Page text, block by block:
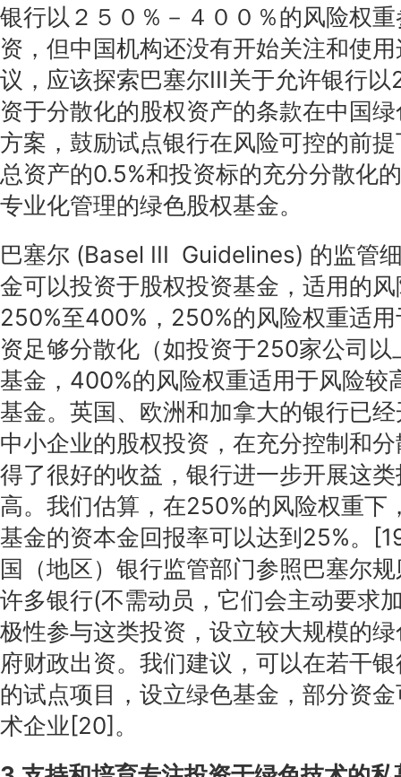
银行以２５０％－４００％的风险权
资，但中国机构还没有开始关注和使
议，应该探索巴塞尔III关于允许银行
资于分散化的股权资产的条款在中国
方案，鼓励试点银行在风险可控的前
总资产的0.5%和投资标的充分分散化
专业化管理的绿色股权基金。
巴塞尔 (Basel III Guidelines) 的监管
金可以投资于股权投资基金，适用的
250%至400%，250%的风险权重适
资足够分散化（如投资于250家公司以
基金，400%的风险权重适用于风险较
基金。英国、欧洲和加拿大的银行已
中小企业的股权投资，在充分控制和
得了很好的收益，银行进一步开展这
高。我们估算，在250%的风险权重下
基金的资本金回报率可以达到25%。
国（地区）银行监管部门参照巴塞尔
许多银行(不需动员，它们会主动要求
极性参与这类投资，设立较大规模的
府财政出资。我们建议，可以在若干
的试点项目，设立绿色基金，部分资
术企业[20]。